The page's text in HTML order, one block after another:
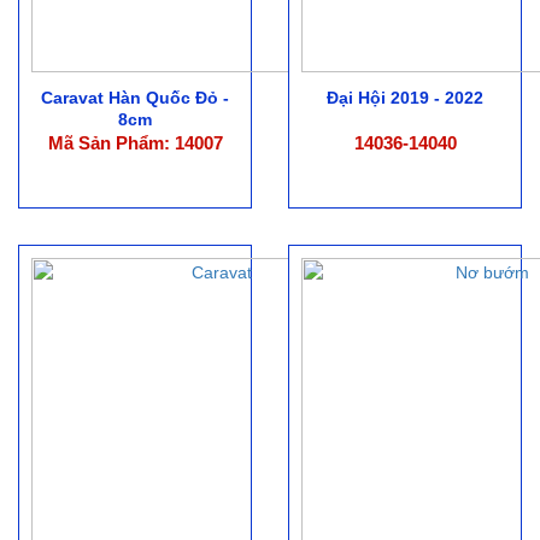
Caravat Hàn Quốc Đỏ -
8cm
Mã Sản Phẩm: 14007
Đại Hội 2019 - 2022
14036-14040